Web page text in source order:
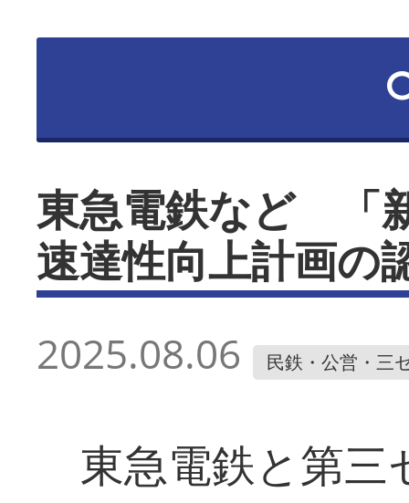
東急電鉄など 「
速達性向上計画の
2025.08.06 民鉄・公営・三
東急電鉄と第三